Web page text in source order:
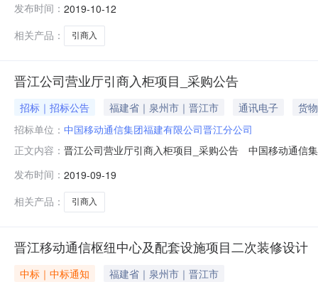
2.1.1泉州移动全业务联盟渠道：截止2019年6月在册的
2.1.3中移铁通
发布时间： 2019-10-12
相关产品：
引商入
晋江公司营业厅引商入柜项目_采购公告
招标｜招标公告 福建省｜泉州市｜晋江市 通讯电子
货物
招标单位： 中国移动通信集团福建有限公司晋江分公司
正文内容： 晋江公司营业厅引商入柜项目_采购公告 中国移动通信
入柜业务范围:开展终端及相关配件的进销存运营及终端
若日常未达到考核
发布时间： 2019-09-19
相关产品：
引商入
晋江移动通信枢纽中心及配套设施项目二次装修设计
中标｜中标通知
福建省｜泉州市｜晋江市